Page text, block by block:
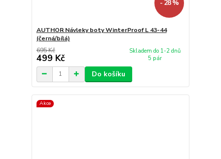
- 28 %
AUTHOR Návleky boty WinterProof L 43-44
(černá/bílá)
695 Kč
499 Kč
Skladem do 1-2 dnů
5 pár
Do košíku
Akce